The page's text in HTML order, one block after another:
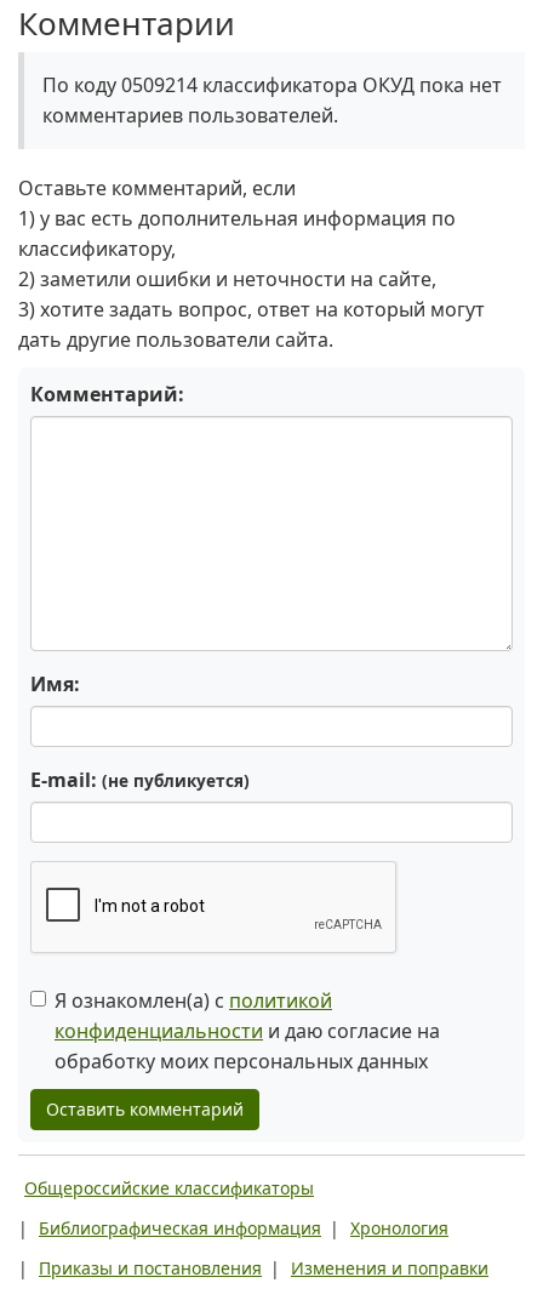
Комментарии
По коду 0509214 классификатора ОКУД пока нет
комментариев пользователей.
Оставьте комментарий, если
1) у вас есть дополнительная информация по
классификатору,
2) заметили ошибки и неточности на сайте,
3) хотите задать вопрос, ответ на который могут
дать другие пользователи сайта.
Комментарий:
Имя:
E-mail: (не публикуется)
Я ознакомлен(а) с политикой
конфиденциальности и даю согласие на
обработку моих персональных данных
Оставить комментарий
Общероссийские классификаторы
|
Библиографическая информация |
Хронология
|
Приказы и постановления |
Изменения и поправки